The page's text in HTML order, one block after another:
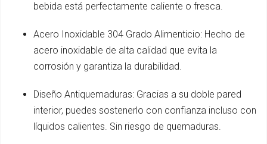
bebida está perfectamente caliente o fresca.
Acero Inoxidable 304 Grado Alimenticio: Hecho de
acero inoxidable de alta calidad que evita la
corrosión y garantiza la durabilidad.
Diseño Antiquemaduras: Gracias a su doble pared
interior, puedes sostenerlo con confianza incluso con
líquidos calientes. Sin riesgo de quemaduras.